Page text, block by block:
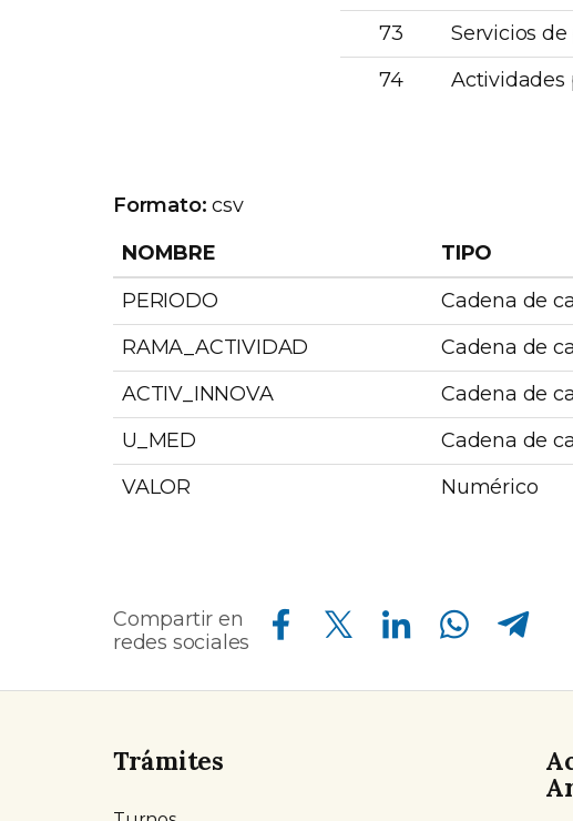
73
Servicios
74
Actividades
Formato: csv
NOMBRE
TIPO
PERIODO
Cadena de
RAMA_ACTIVIDAD
Cadena de
ACTIV_INNOVA
Cadena de
U_MED
Cadena de
VALOR
Numérico
Compartir en
redes sociales
Compartir en Facebook Compartir en Twitter Compartir en Linkedin Compartir en Whatsapp
Trámites